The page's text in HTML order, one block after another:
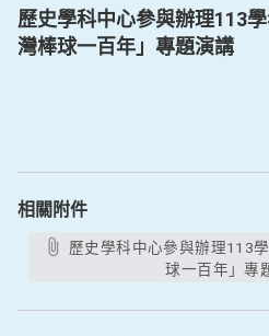
歷史學科中心參與辦理113
灣棒球一百年」專題演講
相關附件
球一百年」專